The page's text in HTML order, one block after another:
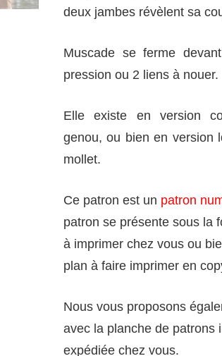
deux jambes révèlent sa
Muscade se ferme
pression ou 2 liens à nouer.
Elle existe en version
genou, ou bien en version
mollet.
Ce patron est un patron
patron se présente sous la
à imprimer chez vous ou
plan à faire imprimer en
Nous vous proposons
avec la planche de patrons
expédiée chez vous.